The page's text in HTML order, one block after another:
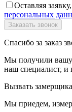
Оставляя
персональных
Спасибо за заказ
Мы получили вашу
наш специалист, и
Вызвать замерщика
Мы приедем,